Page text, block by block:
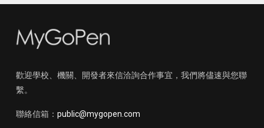
歡迎學校、機關、開發者來信洽詢合作事宜，我們將儘速與您聯
繫。
聯絡信箱： public@mygopen.com